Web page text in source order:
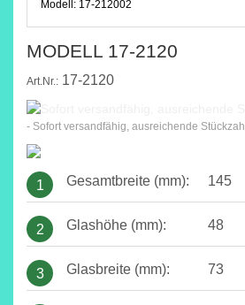
Modell: 17-212002
MODELL 17-2120
Art.Nr.: 17-2120
- Sofort versandfähig, ausreichende Stückzahl
1 Gesamtbreite (mm): 145
2 Glashöhe (mm): 48
3 Glasbreite (mm): 73